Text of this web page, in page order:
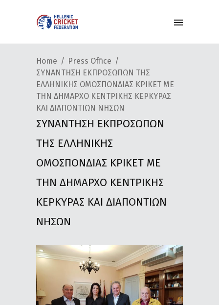
Home
Press Office
ΣΥΝΑΝΤΗΣΗ ΕΚΠΡΟΣΩΠΩΝ ΤΗΣ
ΕΛΛΗΝΙΚΗΣ ΟΜΟΣΠΟΝΔΙΑΣ ΚΡΙΚΕΤ ΜΕ
ΤΗΝ ΔΗΜΑΡΧΟ ΚΕΝΤΡΙΚΗΣ ΚΕΡΚΥΡΑΣ
ΚΑΙ ΔΙΑΠΟΝΤΙΩΝ ΝΗΣΩΝ
ΣΥΝΑΝΤΗΣΗ ΕΚΠΡΟΣΩΠΩΝ
ΤΗΣ ΕΛΛΗΝΙΚΗΣ
ΟΜΟΣΠΟΝΔΙΑΣ ΚΡΙΚΕΤ ΜΕ
ΤΗΝ ΔΗΜΑΡΧΟ ΚΕΝΤΡΙΚΗΣ
ΚΕΡΚΥΡΑΣ ΚΑΙ ΔΙΑΠΟΝΤΙΩΝ
ΝΗΣΩΝ